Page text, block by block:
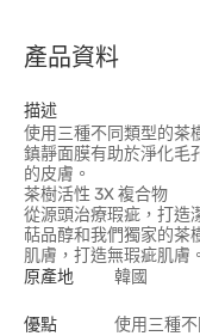
產品資料
描述
使用三種不同類型的茶
鎮靜面膜有助於淨化毛
的皮膚。
茶樹活性 3X 複合物
從源頭治療瑕疵，打造
萜品醇和我們獨家的茶
肌膚，打造無瑕疵肌膚。
原產地
韓國
優點
使用三種